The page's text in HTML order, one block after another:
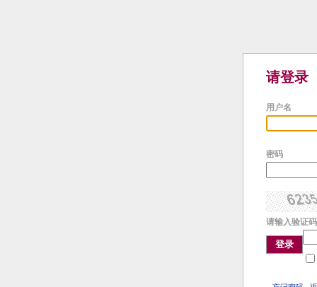
请登录
用户名
密码
请输入验证
登录